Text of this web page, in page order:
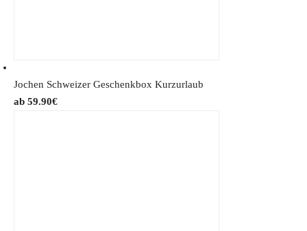
Jochen Schweizer Geschenkbox Kurzurlaub
59.90€